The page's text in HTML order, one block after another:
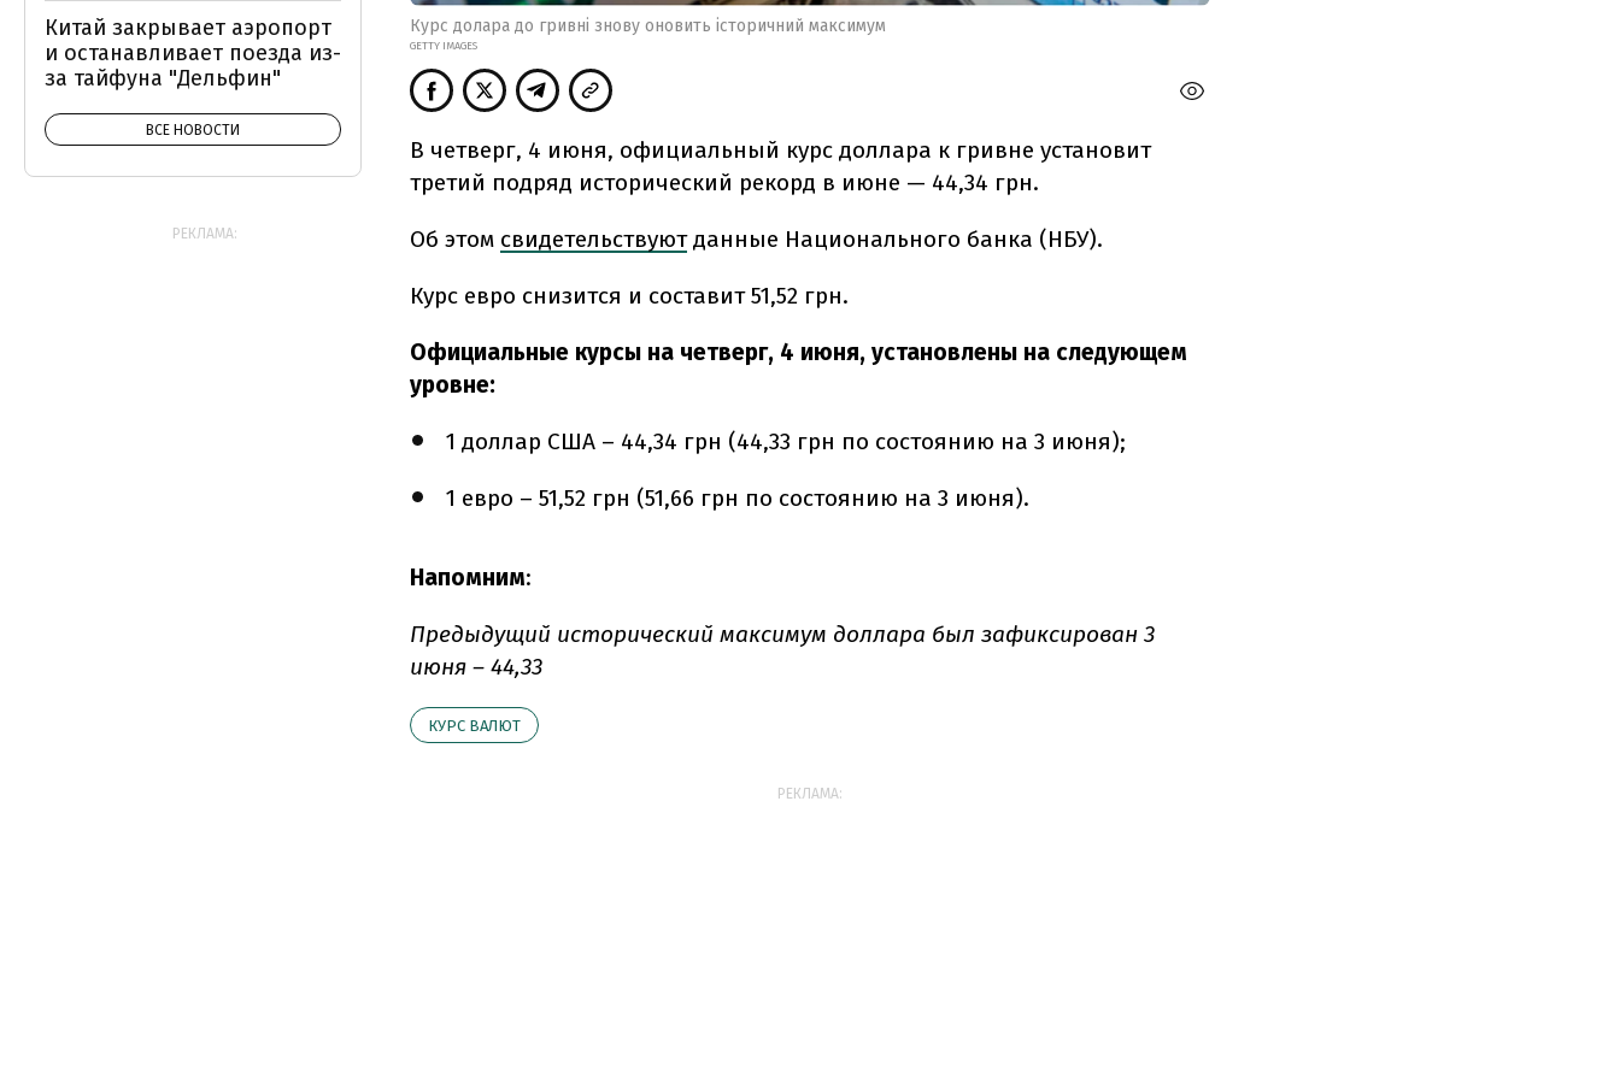
Курс долара до гривні знову оновить історичний максимум
GETTY IMAGES
В четверг, 4 июня, официальный курс доллара к гривне установит
третий подряд исторический рекорд в июне — 44,34 грн.
Об этом свидетельствуют данные Национального банка (НБУ).
Курс евро снизится и составит 51,52 грн.
Официальные курсы на четверг, 4 июня, установлены на следующем
уровне:
1 доллар США – 44,34 грн (44,33 грн по состоянию на 3 июня);
1 евро – 51,52 грн (51,66 грн по состоянию на 3 июня).
Напомним:
Предыдущий исторический максимум доллара был зафиксирован 3
июня – 44,33
КУРС ВАЛЮТ
РЕКЛАМА:
Китай закрывает аэропорт
и останавливает поезда из-
за тайфуна "Дельфин"
ВСЕ НОВОСТИ
РЕКЛАМА: